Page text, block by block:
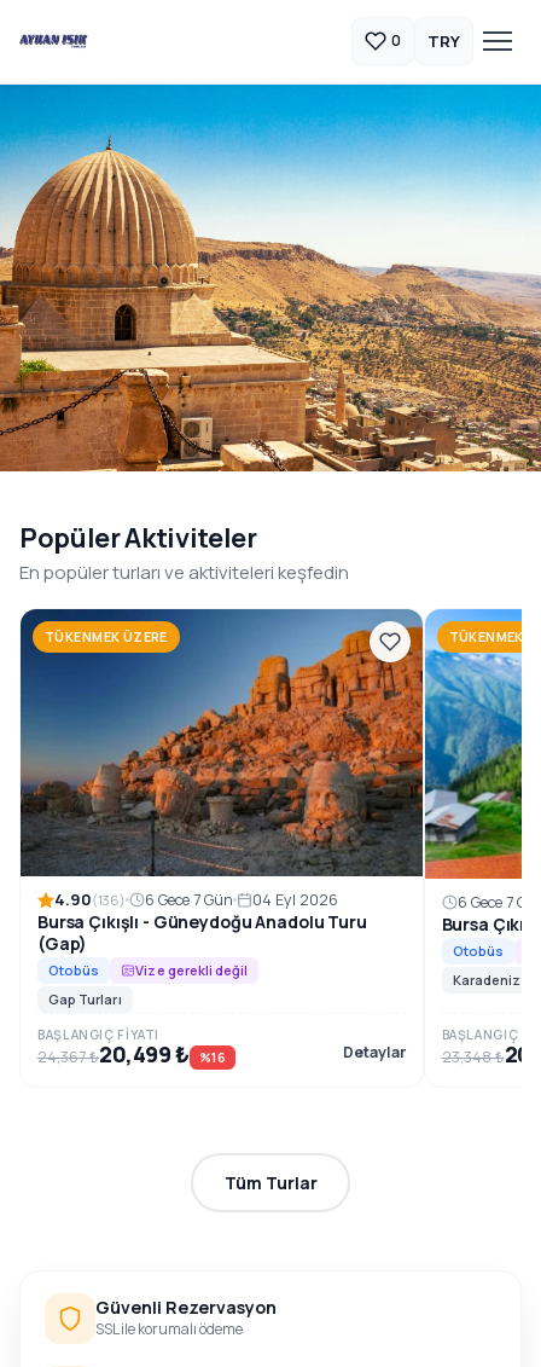
0 TRY
1996’dan beri, Güneydoğu Anadolu’nun en özel rotalarını
konforlu ve planlı tur programlarıyla sizlerle
buluşturuyoruz.
Rezervasyon ve Bilgi
Popüler Aktiviteler
En popüler turları ve aktiviteleri keşfedin
TÜKENMEK ÜZERE
4.90(136) 6 Gece 7 Gün 04 Eyl 2026
Bursa Çıkışlı - Güneydoğu Anadolu Turu
(Gap)
Otobüs
Vize gerekli değil
Gap Turları
BAŞLANGIÇ FIYATI
24,367 ₺20,499 ₺ %16 Detaylar
TÜKENMEK
6 Gece 7
Bursa
Otobüs
Karadeniz
BAŞLANGIÇ
23,348 ₺
Tüm Turlar
Güvenli Rezervasyon
SSL ile korumalı ödeme